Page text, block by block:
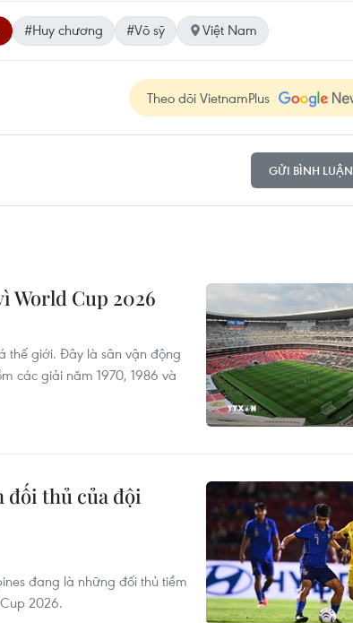
#Huy chương #Võ sỹ Việt Nam
Theo dõi VietnamPlus
GỬI BÌNH LUẬN
World Cup 2026
thế giới. Đây là sân vận động
các giải năm 1970, 1986 và
đối thủ của đội
đang là những đối thủ tiềm
2026.